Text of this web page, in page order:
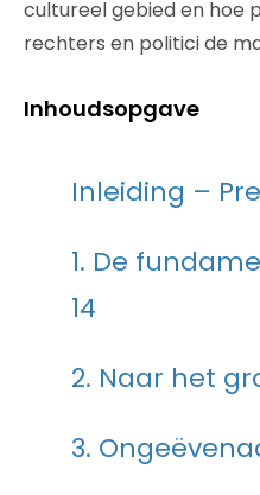
cultureel gebied en hoe
rechters en politici de
Inhoudsopgave
Inleiding –
1. De
14
2. Naar het
3.